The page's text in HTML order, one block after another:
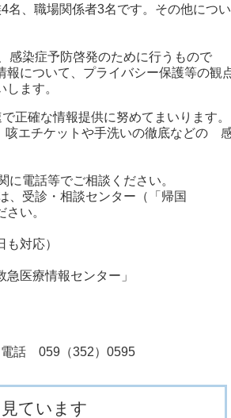
、職場関係者3名です。その他につい
感染症予防啓発のために行うもので
について、プライバシー保護等の観
ます。
正確な情報提供に努めてまいります。
咳エチケットや手洗いの徹底などの
電話等でご相談ください。
受診・相談センター（「帰国
い。
対応）
医療情報センター」
話 059（352）0595
ています